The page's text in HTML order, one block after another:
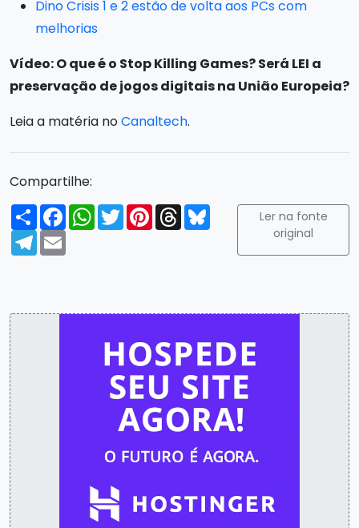
Dino Crisis 1 e 2 estão de volta aos PCs com
melhorias
Vídeo: O que é o Stop Killing Games? Será LEI a
preservação de jogos digitais na União Europeia?
Leia a matéria noCanaltech.
Compartilhe:
Compartilhar
FacebookWhatsApp
TwitterPinterest
ThreadsBluesky
Telegram
Email
Ler na fonte
original